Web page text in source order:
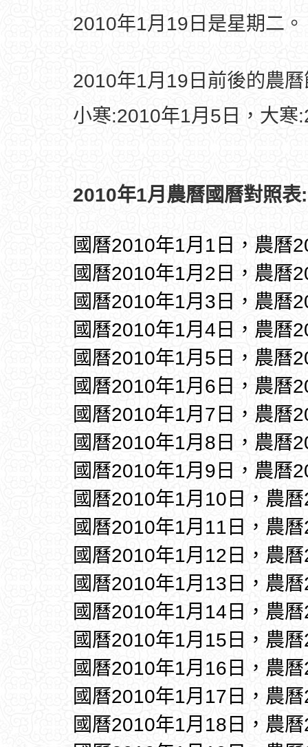
2010年1月19日是星期二。
2010年1月19日前後的農
小寒:2010年1月5日，大寒
2010年1月農曆國曆對照表:
國曆2010年1月1日，農曆
國曆2010年1月2日，農曆
國曆2010年1月3日，農曆
國曆2010年1月4日，農曆
國曆2010年1月5日，農曆
國曆2010年1月6日，農曆
國曆2010年1月7日，農曆
國曆2010年1月8日，農曆
國曆2010年1月9日，農曆
國曆2010年1月10日，農
國曆2010年1月11日，農
國曆2010年1月12日，農
國曆2010年1月13日，農
國曆2010年1月14日，農
國曆2010年1月15日，農
國曆2010年1月16日，農
國曆2010年1月17日，農
國曆2010年1月18日，農